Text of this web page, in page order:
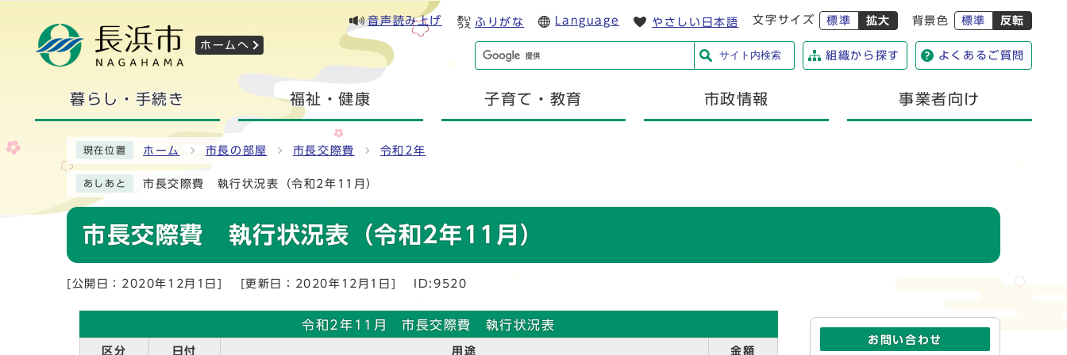
ホームへ
音声読み上げ ふりがな Language やさしい日本語 文字サイズ 標準 拡大 背景色 標準 反転
サイト内検索 組織から探す よくあるご質問
暮らし・手続き 福祉・健康 子育て・教育 市政情報 事業者向け
現在位置 ホーム 市長の部屋 市長交際費 令和2年
あしあと 市長交際費 執行状況表（令和2年11月）
市長交際費 執行状況表（令和2年11月）
[公開日：2020年12月1日] [更新日：2020年12月1日] ID:9520
令和2年11月 市長交際費 執行状況表
区分 日付 用途
金額
お問い合わせ